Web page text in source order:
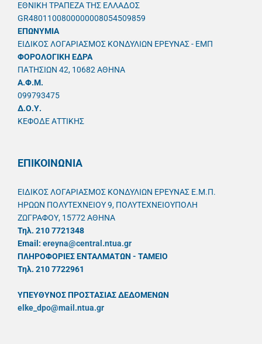
ΕΘΝΙΚΗ ΤΡΑΠΕΖΑ ΤΗΣ ΕΛΛΑΔΟΣ
GR4801100800000008054509859
ΕΠΩΝΥΜΙΑ
ΕΙΔΙΚΟΣ ΛΟΓΑΡΙΑΣΜΟΣ ΚΟΝΔΥΛΙΩΝ ΕΡΕΥΝΑΣ - ΕΜΠ
ΦΟΡΟΛΟΓΙΚΗ ΕΔΡΑ
ΠΑΤΗΣΙΩΝ 42, 10682 ΑΘΗΝΑ
A.Φ.Μ.
099793475
Δ.Ο.Υ.
ΚΕΦΟΔΕ ΑΤΤΙΚΗΣ
ΕΠΙΚΟΙΝΩΝΙΑ
ΕΙΔΙΚΟΣ ΛΟΓΑΡΙΑΣΜΟΣ ΚΟΝΔΥΛΙΩΝ ΕΡΕΥΝΑΣ Ε.Μ.Π.
ΗΡΩΩΝ ΠΟΛΥΤΕΧΝΕΙΟΥ 9, ΠΟΛΥΤΕΧΝΕΙΟΥΠΟΛΗ
ΖΩΓΡΑΦΟΥ, 15772 ΑΘΗΝΑ
Τηλ. 210 7721348
Email: ereyna@central.ntua.gr
ΠΛΗΡΟΦΟΡΙΕΣ ΕΝΤΑΛΜΑΤΩΝ - ΤΑΜΕΙΟ
Τηλ. 210 7722961
ΥΠΕΥΘYΝΟΣ ΠΡΟΣΤΑΣΙΑΣ ΔΕΔΟΜΕΝΩΝ
elke_dpo@mail.ntua.gr